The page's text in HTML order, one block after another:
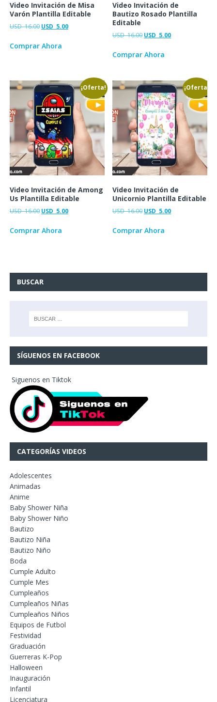
Video Invitación de Misa
Varón Plantilla Editable
USD16.00 USD 5.00
Comprar Ahora
Video Invitación de
Bautizo Rosado Plantilla
Editable
USD16.00 USD 5.00
Comprar Ahora
¡Oferta!
Video Invitación de Among
Us Plantilla Editable
USD16.00 USD 5.00
Comprar Ahora
¡Oferta!
Video Invitación de
Unicornio Plantilla Editable
USD16.00 USD 5.00
Comprar Ahora
BUSCAR
SÍGUENOS EN FACEBOOK
Siguenos en Tiktok
CATEGORÍAS VIDEOS
Adolescentes
Animadas
Anime
Baby Shower Niña
Baby Shower Niño
Bautizo
Bautizo Niña
Bautizo Niño
Boda
Cumple Adulto
Cumple Mes
Cumpleaños
Cumpleaños Niñas
Cumpleaños Niños
Equipos de Futbol
Festividad
Graduación
Guerreras K-Pop
Halloween
Inauguración
Infantil
Licenciatura